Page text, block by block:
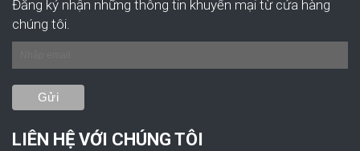
Đăng ký nhận những thông tin khuyến mại từ cửa hàng
chúng tôi.
LIÊN HỆ VỚI CHÚNG TÔI